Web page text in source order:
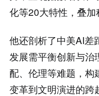
化等20大特性，叠加
他还剖析了中美AI差
发展需平衡创新与治
配、伦理等难题，构
变革到文明演进的跨